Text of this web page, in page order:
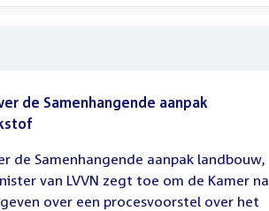
de Samenhangende aanpak
de Samenhangende aanpak landbouw,
van LVVN zegt toe om de Kamer na
over een procesvoorstel over het